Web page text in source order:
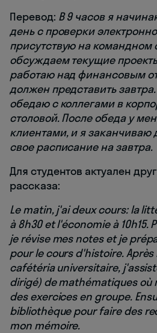
Перевод: В 9 часов я
день с проверки
присутствую на командном
обсуждаем текущие
работаю над финансовым
должен представить
обедаю с коллегами в
столовой. После обеда у
клиентами, и я заканчиваю
свое расписание на завтра.
Для студентов актуален
рассказа:
Le matin, j'ai deux cours: la
à 8h30 et l'économie à 10h15.
je révise mes notes et je
pour le cours d'histoire. Après
cafétéria universitaire,
dirigé) de mathématiques où
des exercices en groupe.
bibliothèque pour faire des
mon mémoire.